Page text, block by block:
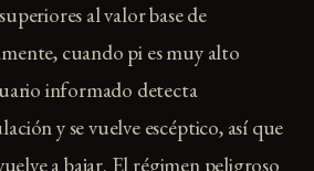
al valor base de
cuando pi es muy alto
informado detecta
y se vuelve escéptico, así que
a bajar. El régimen peligroso